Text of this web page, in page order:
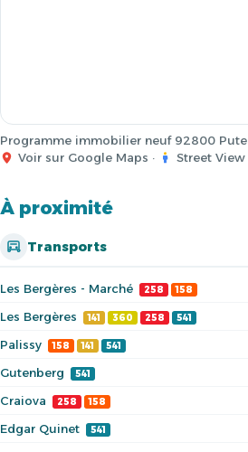
Programme immobilier neuf 92800
Voir sur Google Maps · Street View
À proximité
Transports
Les Bergères - Marché 258 158
Les Bergères 141 360 258 541
Palissy 158 141 541
Gutenberg 541
Craiova 258 158
Edgar Quinet 541